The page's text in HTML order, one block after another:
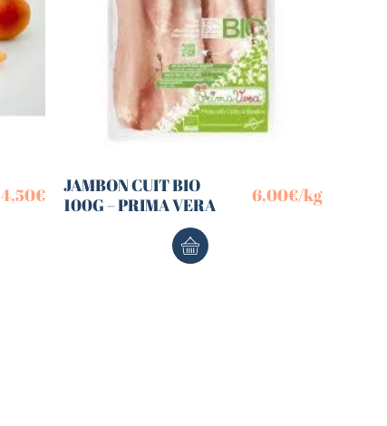
4,50€
JAMBON CUIT BIO
100G – PRIMA VERA
6,00€/kg